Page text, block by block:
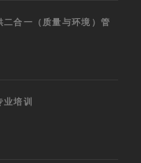
合一（质量与环境）管
业培训